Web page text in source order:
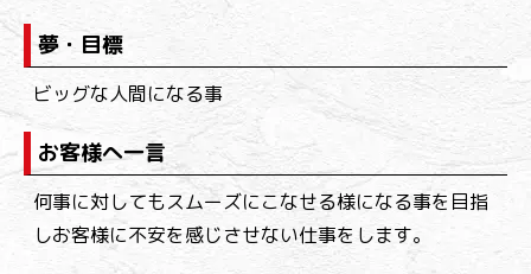
夢・目標
ビッグな人間になる事
お客様へ一言
何事に対してもスムーズにこなせる様になる事を目指
しお客様に不安を感じさせない仕事をします。